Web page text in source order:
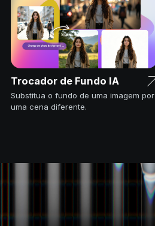
Trocador de Fundo IA
Substitua o fundo de uma imagem por
uma cena diferente.